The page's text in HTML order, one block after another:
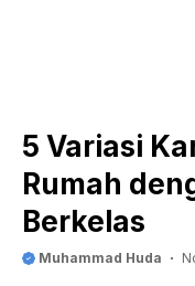
5 Variasi
Rumah
Berkelas
Muhammad Huda